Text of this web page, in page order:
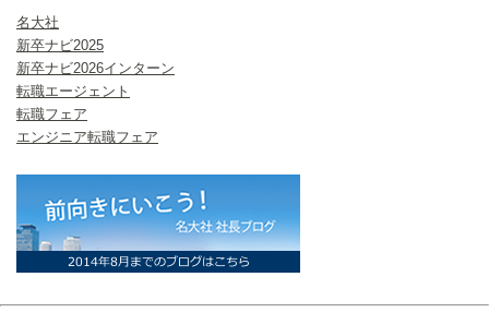
名大社
新卒ナビ2025
新卒ナビ2026インターン
転職エージェント
転職フェア
エンジニア転職フェア